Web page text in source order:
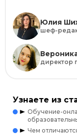
Юлия
шеф-
директор
Узнаете из
Обучение-
Чем